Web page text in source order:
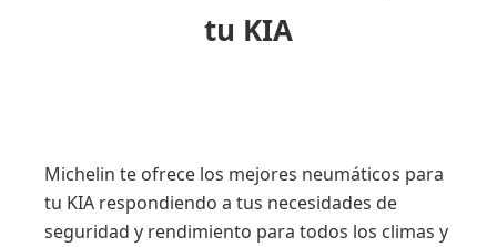
tu KIA
Michelin te ofrece los mejores neumáticos para
tu KIA respondiendo a tus necesidades de
seguridad y rendimiento para todos los climas y